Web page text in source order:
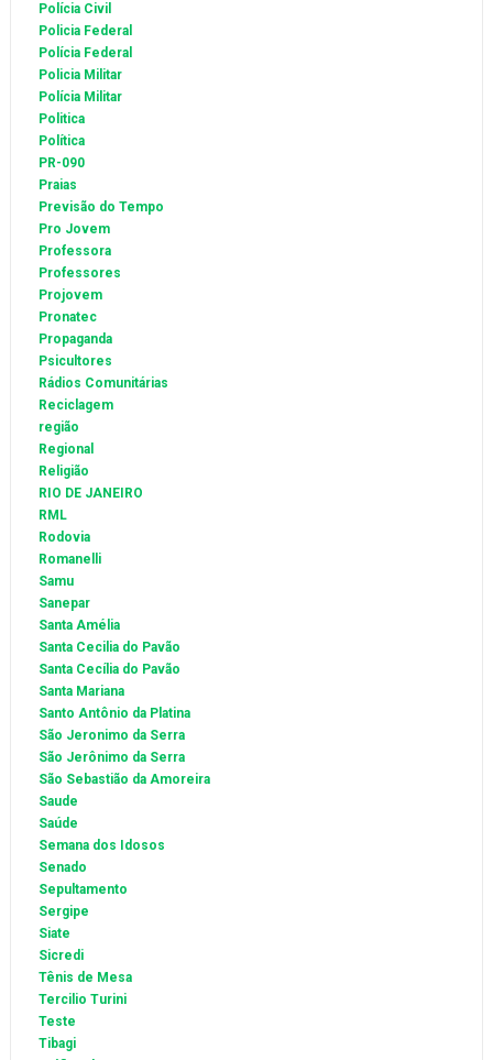
Polícia Civil
Policia Federal
Polícia Federal
Policia Militar
Polícia Militar
Politica
Política
PR-090
Praias
Previsão do Tempo
Pro Jovem
Professora
Professores
Projovem
Pronatec
Propaganda
Psicultores
Rádios Comunitárias
Reciclagem
região
Regional
Religião
RIO DE JANEIRO
RML
Rodovia
Romanelli
Samu
Sanepar
Santa Amélia
Santa Cecilia do Pavão
Santa Cecília do Pavão
Santa Mariana
Santo Antônio da Platina
São Jeronimo da Serra
São Jerônimo da Serra
São Sebastião da Amoreira
Saude
Saúde
Semana dos Idosos
Senado
Sepultamento
Sergipe
Siate
Sicredi
Tênis de Mesa
Tercilio Turini
Teste
Tibagi